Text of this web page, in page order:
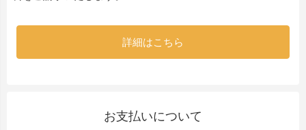
詳細はこちら
お支払いについて